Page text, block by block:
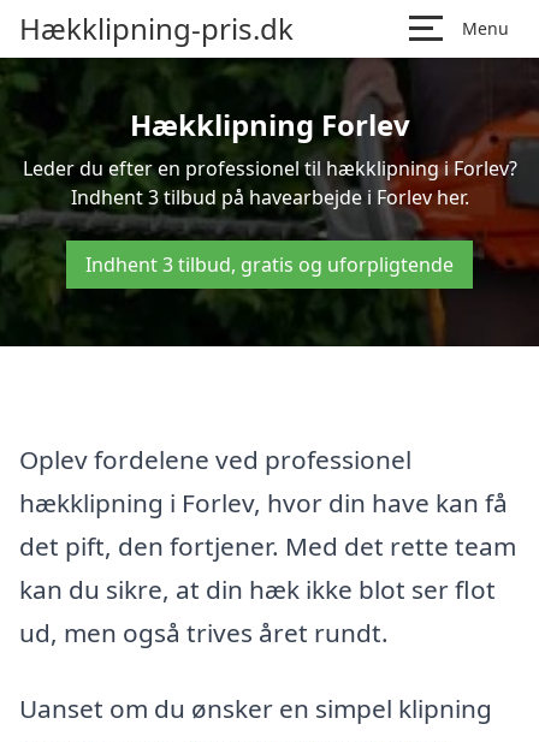
Hækklipning-pris.dk Menu
Hækklipning Forlev
Leder du efter en professionel til hækklipning i Forlev?
Indhent 3 tilbud på havearbejde i Forlev her.
Indhent 3 tilbud, gratis og uforpligtende
Oplev fordelene ved professionel
hækklipning i Forlev, hvor din have kan få
det pift, den fortjener. Med det rette team
kan du sikre, at din hæk ikke blot ser flot
ud, men også trives året rundt.
Uanset om du ønsker en simpel klipning